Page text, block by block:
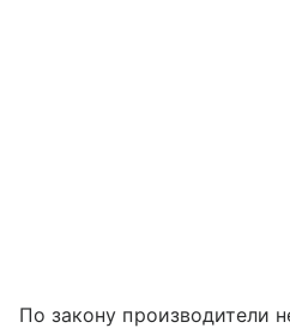
По закону производители